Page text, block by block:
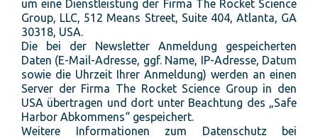
um eine Dienstleistung der Firma The Rocket Science
Group, LLC, 512 Means Street, Suite 404, Atlanta, GA
30318, USA.
Die bei der Newsletter Anmeldung gespeicherten
Daten (E-Mail-Adresse, ggf. Name, IP-Adresse, Datum
sowie die Uhrzeit Ihrer Anmeldung) werden an einen
Server der Firma The Rocket Science Group in den
USA übertragen und dort unter Beachtung des „Safe
Harbor Abkommens“ gespeichert.
Weitere Informationen zum Datenschutz bei